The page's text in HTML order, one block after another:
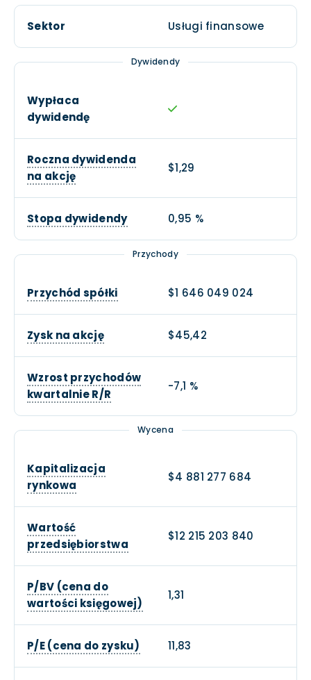
Sektor Usługi finansowe
Dywidendy
Wypłaca
dywidendę
Roczna dywidenda
na akcję
$1,29
Stopa dywidendy 0,95 %
Przychody
Przychód spółki $1 646 049 024
Zysk na akcję $45,42
Wzrost przychodów
kwartalnie R/R
-7,1 %
Wycena
Kapitalizacja
rynkowa
$4 881 277 684
Wartość
przedsiębiorstwa
$12 215 203 840
P/BV (cena do
wartości księgowej)
1,31
P/E (cena do zysku) 11,83